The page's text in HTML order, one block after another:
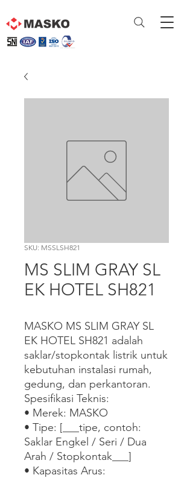
SKU: MSSLSH821
MS SLIM GRAY SL
EK HOTEL SH821
MASKO MS SLIM GRAY SL
EK HOTEL SH821 adalah
saklar/stopkontak listrik untuk
kebutuhan instalasi rumah,
gedung, dan perkantoran.
Spesifikasi Teknis:
• Merek: MASKO
• Tipe: [___tipe, contoh:
Saklar Engkel / Seri / Dua
Arah / Stopkontak___]
• Kapasitas Arus: